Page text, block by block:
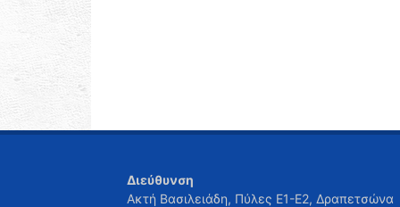
Διεύθυνση
Ακτή Βασιλειάδη, Πύλες Ε1-Ε2, Δραπετσώνα